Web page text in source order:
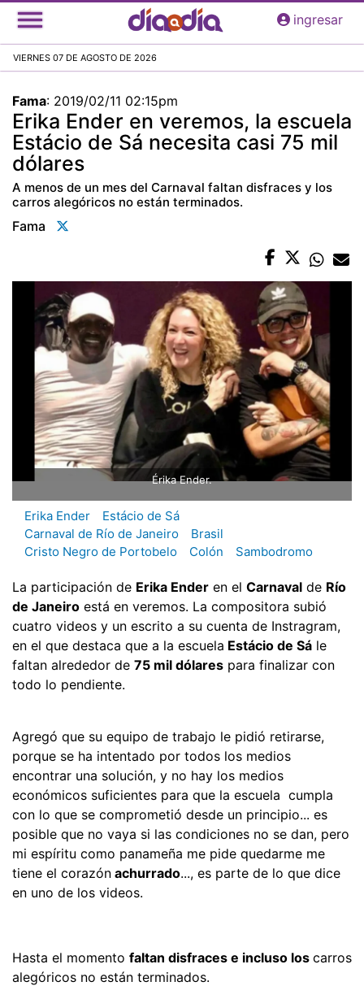
Pasar
al
principal
ingresar
VIERNES 07 DE AGOSTO DE 2026
Fama: 2019/02/11 02:15pm
Erika Ender en veremos, la escuela
Estácio de Sá necesita casi 75 mil
dólares
A menos de un mes del Carnaval faltan disfraces y los
carros alegóricos no están terminados.
Fama
Érika Ender.
Erika Ender
Estácio de Sá
Carnaval de Río de Janeiro
Brasil
Cristo Negro de Portobelo
Colón Sambodromo
La participación de Erika Ender en el Carnaval de Río
de Janeiro está en veremos. La compositora subió
cuatro videos y un escrito a su cuenta de Instragram,
en el que destaca que a la escuela Estácio de Sá le
faltan alrededor de 75 mil dólares para finalizar con
todo lo pendiente.
Agregó que su equipo de trabajo le pidió retirarse,
porque se ha intentado por todos los medios
encontrar una solución, y no hay los medios
económicos suficientes para que la escuela cumpla
con lo que se comprometió desde un principio... es
posible que no vaya si las condiciones no se dan, pero
mi espíritu como panameña me pide quedarme me
tiene el corazón achurrado..., es parte de lo que dice
en uno de los videos.
Hasta el momento faltan disfraces e incluso los carros
alegóricos no están terminados.